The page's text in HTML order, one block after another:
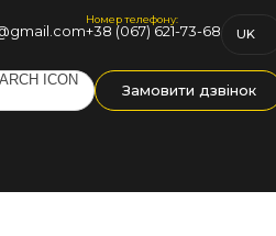
Номер телефону:
+38 (067) 621-73-68
UK
Замовити дзвінок